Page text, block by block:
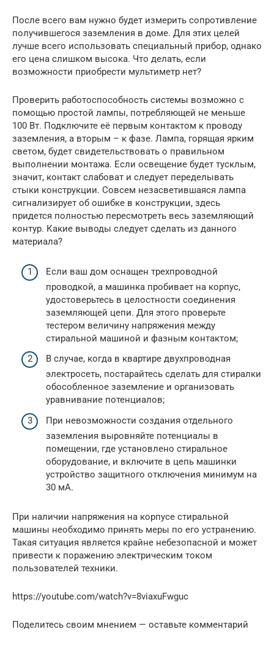
После всего вам нужно будет измерить сопротивление
получившегося заземления в доме. Для этих целей
лучше всего использовать специальный прибор, однако
его цена слишком высока. Что делать, если
возможности приобрести мультиметр нет?
Проверить работоспособность системы возможно с
помощью простой лампы, потребляющей не меньше
100 Вт. Подключите её первым контактом к проводу
заземления, а вторым – к фазе. Лампа, горящая ярким
светом, будет свидетельствовать о правильном
выполнении монтажа. Если освещение будет тусклым,
значит, контакт слабоват и следует переделывать
стыки конструкции. Совсем незасветившаяся лампа
сигнализирует об ошибке в конструкции, здесь
придется полностью пересмотреть весь заземляющий
контур. Какие выводы следует сделать из данного
материала?
Если ваш дом оснащен трехпроводной
проводкой, а машинка пробивает на корпус,
удостоверьтесь в целостности соединения
заземляющей цепи. Для этого проверьте
тестером величину напряжения между
стиральной машиной и фазным контактом;
В случае, когда в квартире двухпроводная
электросеть, постарайтесь сделать для стиралки
обособленное заземление и организовать
уравнивание потенциалов;
При невозможности создания отдельного
заземления выровняйте потенциалы в
помещении, где установлено стиральное
оборудование, и включите в цепь машинки
устройство защитного отключения минимум на
30 мА.
При наличии напряжения на корпусе стиральной
машины необходимо принять меры по его устранению.
Такая ситуация является крайне небезопасной и может
привести к поражению электрическим током
пользователей техники.
https://youtube.com/watch?v=8viaxuFwguc
Поделитесь своим мнением — оставьте комментарий